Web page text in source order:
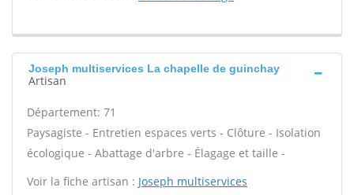
Joseph multiservices La chapelle de guinchay
Artisan
Département: 71
Paysagiste - Entretien espaces verts - Clôture - Isolation
écologique - Abattage d'arbre - Élagage et taille -
Voir la fiche artisan : Joseph multiservices